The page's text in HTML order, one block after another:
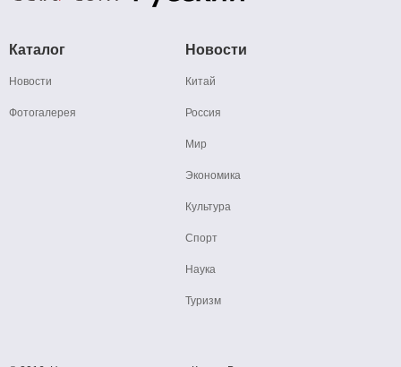
Каталог
Новости
Фотогалерея
Новости
Китай
Россия
Мир
Экономика
Культура
Спорт
Наука
Туризм